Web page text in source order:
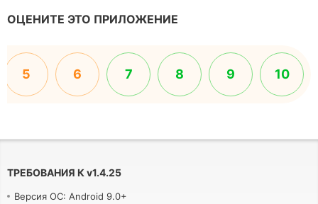
ОЦЕНИТЕ ЭТО ПРИЛОЖЕНИЕ
5 6 7 8 9 10
ТРЕБОВАНИЯ К v1.4.25
Версия ОС: Android 9.0+